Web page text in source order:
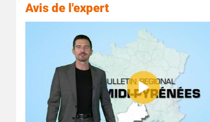
Avis de l'expert